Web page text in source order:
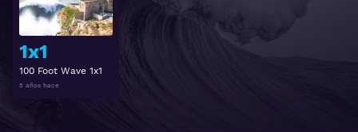
1x1
100 Foot Wave 1x1
5 años hace